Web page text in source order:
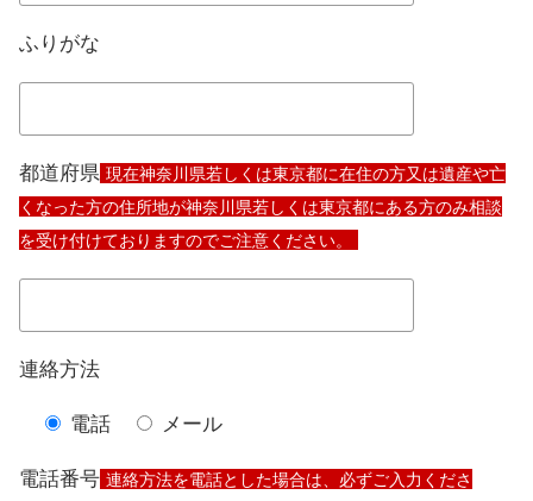
ふりがな
都道府県 現在神奈川県若しくは東京都に在住の方又は遺産や亡
くなった方の住所地が神奈川県若しくは東京都にある方のみ相談
を受け付けておりますのでご注意ください。
連絡方法
電話 メール
電話番号 連絡方法を電話とした場合は、必ずご入力くださ